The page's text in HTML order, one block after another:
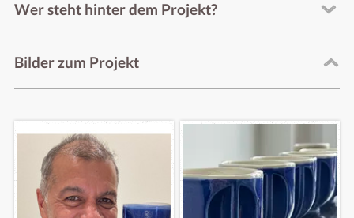
Wer steht hinter dem Projekt?
Bilder zum Projekt